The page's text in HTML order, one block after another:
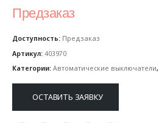
Предзаказ
Доступность: Предзаказ
Артикул: 403970
Категории: Автоматические выключатели,
ОСТАВИТЬ ЗАЯВКУ